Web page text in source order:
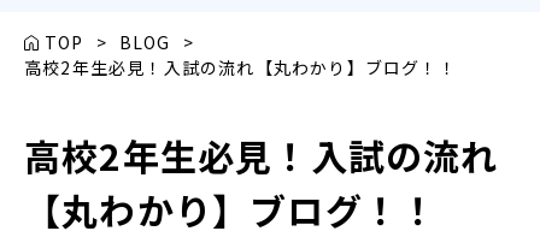
TOP > BLOG
>
高校2年生必見！入試の流れ【丸わかり】ブログ！！
高校2年生必見！入試の流れ
【丸わかり】ブログ！！